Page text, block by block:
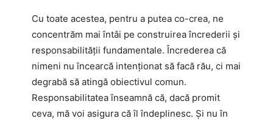
Cu toate acestea, pentru a putea co-crea, ne
concentrăm mai întâi pe construirea încrederii și
responsabilității fundamentale. Încrederea că
nimeni nu încearcă intenționat să facă rău, ci mai
degrabă să atingă obiectivul comun.
Responsabilitatea înseamnă că, dacă promit
ceva, mă voi asigura că îl îndeplinesc. Și nu în